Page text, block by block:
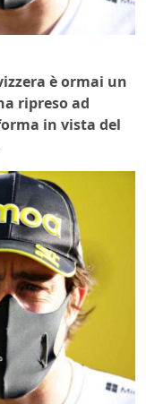
è ormai un
ripreso ad
in vista del